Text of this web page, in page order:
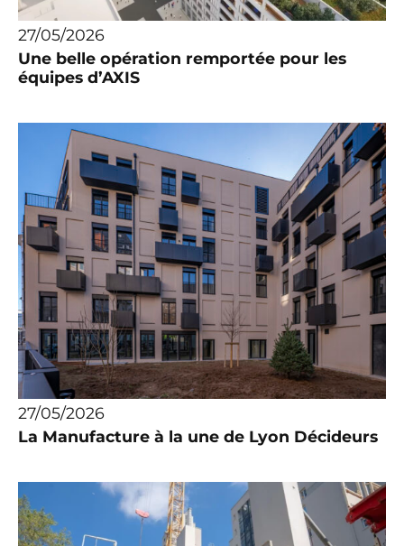
27/05/2026
Une belle opération remportée pour les
équipes d’AXIS
27/05/2026
La Manufacture à la une de Lyon Décideurs